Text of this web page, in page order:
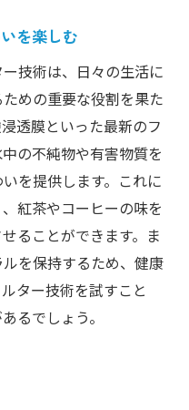
を楽しむ
技術は、日々の生活に
めの重要な役割を果た
透膜といった最新のフ
の不純物や有害物質を
を提供します。これに
紅茶やコーヒーの味を
ることができます。ま
を保持するため、健康
ター技術を試すこと
るでしょう。